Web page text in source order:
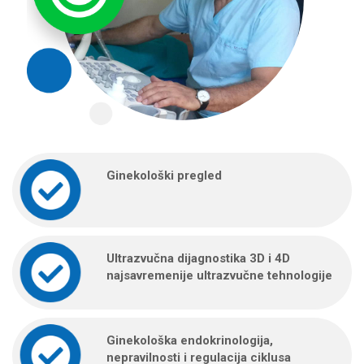
Papa test, kolposkopija, biopsija,
Ultrazvučno ispitivanje prohodnosti
jajovoda (hycosy)
Zaštita od neželjene trudnoće i
savremene metode kontracepcije